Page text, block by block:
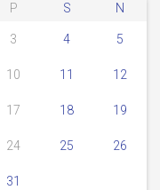
P S N
3 4 5
10 11 12
17 18 19
24 25 26
31